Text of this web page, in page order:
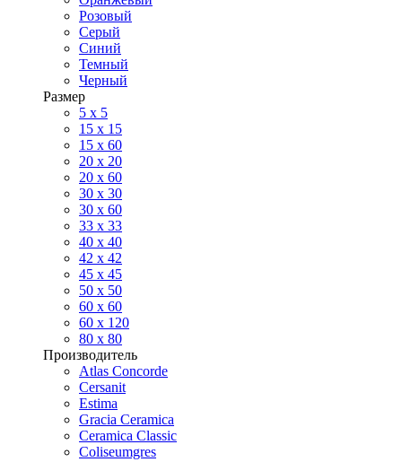
Розовый
Серый
Синий
Темный
Черный
Размер
5 x 5
15 x 15
15 x 60
20 х 20
20 x 60
30 х 30
30 x 60
33 x 33
40 х 40
42 x 42
45 x 45
50 x 50
60 х 60
60 x 120
80 x 80
Производитель
Atlas Concorde
Cersanit
Estima
Gracia Ceramica
Ceramica Classic
Coliseumgres